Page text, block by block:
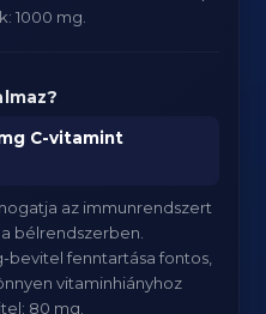
1000 mg.
C-vitamint
az immunrendszert
bélrendszerben.
bevitel fenntartása fontos,
vitaminhiányhoz
80 mg.